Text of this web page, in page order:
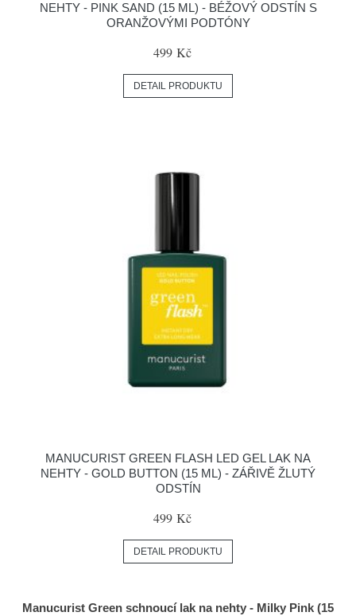
NEHTY - PINK SAND (15 ML) - BÉŽOVÝ ODSTÍN S
ORANŽOVÝMI PODTÓNY
499 Kč
DETAIL PRODUKTU
MANUCURIST GREEN FLASH LED GEL LAK NA
NEHTY - GOLD BUTTON (15 ML) - ZÁŘIVĚ ŽLUTÝ
ODSTÍN
499 Kč
DETAIL PRODUKTU
Manucurist Green schnoucí lak na nehty - Milky Pink (15